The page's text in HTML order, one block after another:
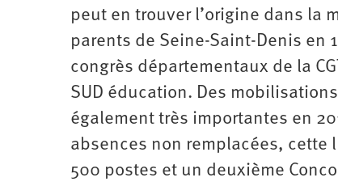
peut en trouver l’origine dans la
parents de Seine-Saint-Denis en
congrès départementaux de la
SUD éducation. Des
également très importantes en
absences non remplacées, cette
500 postes et un deuxième